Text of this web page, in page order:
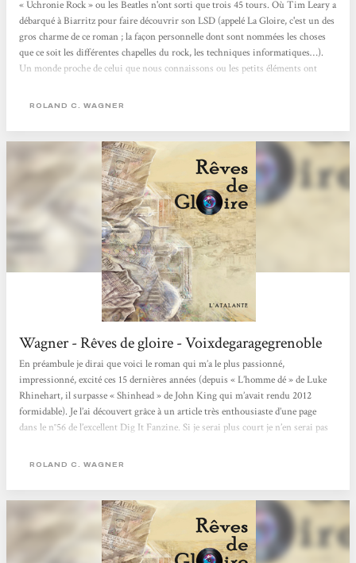
« Uchronie Rock » ou les Beatles n'ont sorti que trois 45 tours. Où Tim Leary a
débarqué à Biarritz pour faire découvrir son LSD (appelé La Gloire, c'est un des
gros charme de ce roman ; la façon personnelle dont sont nommées les choses
que ce soit les différentes chapelles du rock, les techniques informatiques…).
Un monde proche de celui que nous connaissons ou les petits éléments ont
maîtrisé avec un mode narratif particulier fait de très courts « chapitres »
ROLAND C. WAGNER
Wagner - Rêves de gloire - Voixdegaragegrenoble
En préambule je dirai que voici le roman qui m’a le plus passionné,
impressionné, excité ces 15 dernières années (depuis « L’homme dé » de Luke
Rhinehart, il surpasse « Shinhead » de John King qui m’avait rendu 2012
formidable). Je l’ai découvert grâce à un article très enthousiaste d’une page
dans le n°56 de l’excellent Dig It Fanzine. Si je serai plus court je n’en serai pas
‘uchronie Rock’ (mais bien sûr tellement plus que ça) où,...
ROLAND C. WAGNER